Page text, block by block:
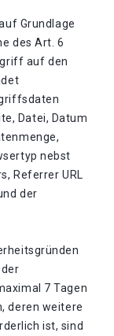
Grundlage
des Art. 6
auf den
Datei, Datum
nebst
Referrer URL
der
7 Tagen
deren weitere
ist, sind